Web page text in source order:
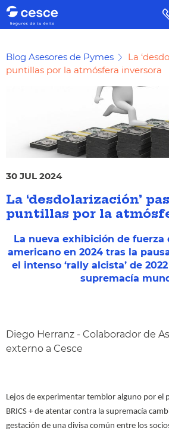
Blog Asesores de Pymes
La
puntillas por la atmósfera inversora
30 JUL 2024
La ‘desdolarización’
puntillas por la
La nueva exhibición de fuerza
americano en 2024 tras la
el intenso ‘rally alcista’ de
supremacía
Diego Herranz - Colaborador de
externo a Cesce
Lejos de experimentar temblor alguno por el
BRICS + de atentar contra la supremacía
gestación de una divisa común entre los